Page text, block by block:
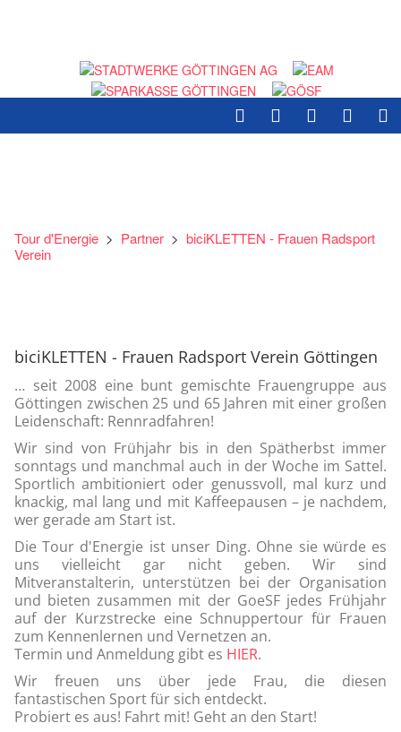
Tour d'Energie > Partner > biciKLETTEN - Frauen Radsport
Verein
biciKLETTEN - Frauen Radsport Verein Göttingen
… seit 2008 eine bunt gemischte Frauengruppe aus
Göttingen zwischen 25 und 65 Jahren mit einer großen
Leidenschaft: Rennradfahren!
Wir sind von Frühjahr bis in den Spätherbst immer
sonntags und manchmal auch in der Woche im Sattel.
Sportlich ambitioniert oder genussvoll, mal kurz und
knackig, mal lang und mit Kaffeepausen – je nachdem,
wer gerade am Start ist.
Die Tour d'Energie ist unser Ding. Ohne sie würde es
uns vielleicht gar nicht geben. Wir sind
Mitveranstalterin, unterstützen bei der Organisation
und bieten zusammen mit der GoeSF jedes Frühjahr
auf der Kurzstrecke eine Schnuppertour für Frauen
zum Kennenlernen und Vernetzen an.
Termin und Anmeldung gibt es HIER.
Wir freuen uns über jede Frau, die diesen
fantastischen Sport für sich entdeckt.
Probiert es aus! Fahrt mit! Geht an den Start!